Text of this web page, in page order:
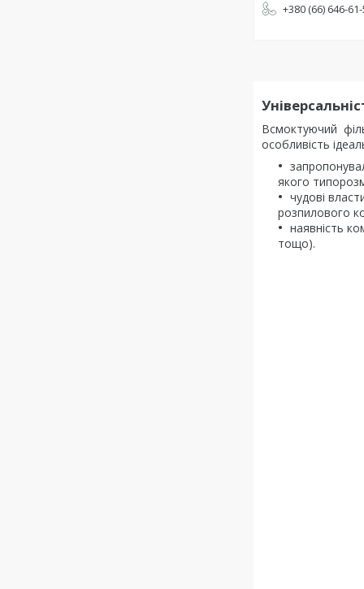
+380 (66) 646-
Всмоктуючий
особливість
якого
чудові
розпилового
наявність
тощо).